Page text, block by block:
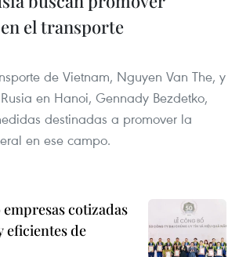
el transporte
de Vietnam, Nguyen Van The, y
en Hanoi, Gennady Bezdetko,
destinadas a promover la
en ese campo.
cotizadas
eficientes de